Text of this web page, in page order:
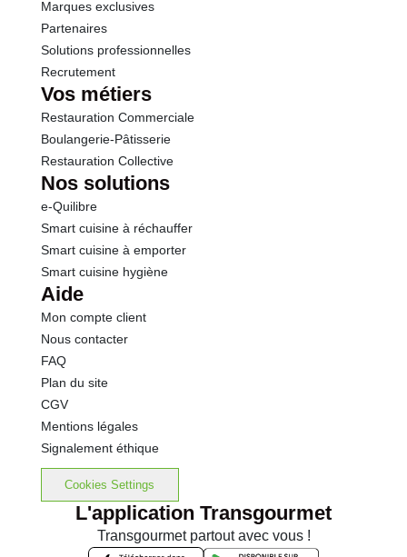
Marques exclusives
Partenaires
Solutions professionnelles
Recrutement
Vos métiers
Restauration Commerciale
Boulangerie-Pâtisserie
Restauration Collective
Nos solutions
e-Quilibre
Smart cuisine à réchauffer
Smart cuisine à emporter
Smart cuisine hygiène
Aide
Mon compte client
Nous contacter
FAQ
Plan du site
CGV
Mentions légales
Signalement éthique
Cookies Settings
L'application Transgourmet
Transgourmet partout avec vous !